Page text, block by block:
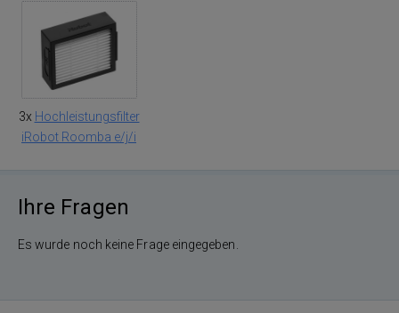
3x Hochleistungsfilter
iRobot Roomba e/j/i
Ihre Fragen
Es wurde noch keine Frage eingegeben.